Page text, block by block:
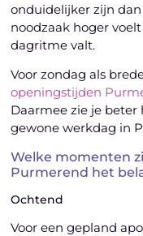
onduidelijker zijn
noodzaak hoger
dagritme valt.
Voor zondag als
openingstijden
Daarmee zie je
gewone werkdag in
Welke momenten
Purmerend het
Ochtend
Voor een gepland